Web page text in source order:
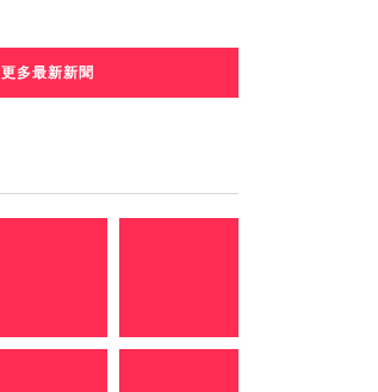
更多最新新聞